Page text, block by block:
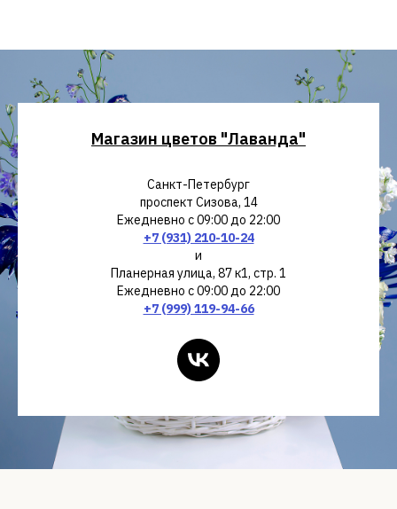
Магазин цветов "Лаванда"
Санкт-Петербург
проспект Сизова, 14
Ежедневно с 09:00 до 22:00
+7 (931) 210-10-24
и
Планерная улица, 87 к1, стр. 1
Ежедневно с 09:00 до 22:00
+7 (999) 119-94-66